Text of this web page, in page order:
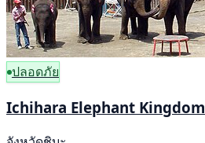
ปลอดภัย
Ichihara Elephant Kingdom